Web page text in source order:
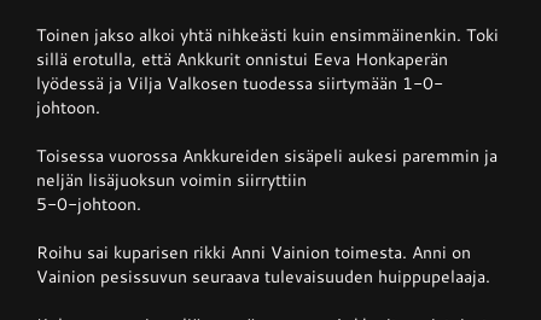
Toinen jakso alkoi yhtä nihkeästi kuin ensimmäinenkin. Toki
sillä erotulla, että Ankkurit onnistui Eeva Honkaperän
lyödessä ja Vilja Valkosen tuodessa siirtymään 1-0-
johtoon.
Toisessa vuorossa Ankkureiden sisäpeli aukesi paremmin ja
neljän lisäjuoksun voimin siirryttiin
5-0-johtoon.
Roihu sai kuparisen rikki Anni Vainion toimesta. Anni on
Vainion pesissuvun seuraava tulevaisuuden huippupelaaja.